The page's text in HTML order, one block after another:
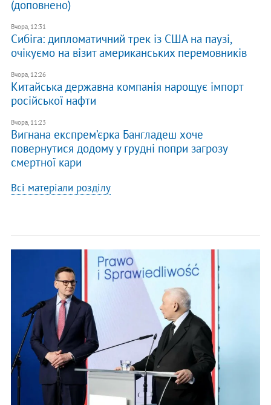
(доповнено)
Вчора, 12:31
Сибіга: дипломатичний трек із США на паузі,
очікуємо на візит американських перемовників
Вчора, 12:26
Китайська державна компанія нарощує імпорт
російської нафти
Вчора, 11:23
Вигнана експрем’єрка Бангладеш хоче
повернутися додому у грудні попри загрозу
смертної кари
Всі матеріали розділу